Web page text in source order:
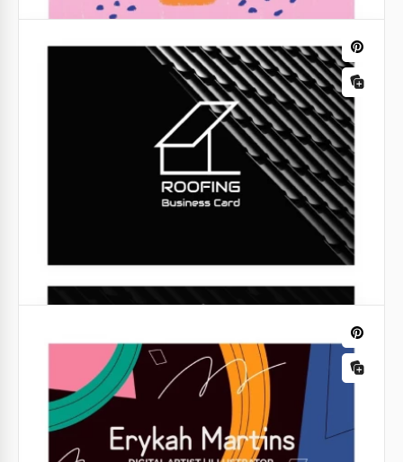
Cartão de visita de tatuador.
Sabe como fazer tatuagens incríveis? Quer se tornar
famoso? Nosso cartão de visita ajudará você com
Cartão de visita do artista criativo
Você trabalha como ilustrador, artista ou outro
profissional criativo?